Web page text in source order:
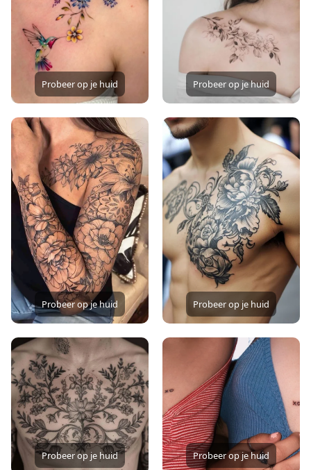
Probeer op je huid Probeer op je huid
Probeer op je huid Probeer op je huid
Probeer op je huid Probeer op je huid